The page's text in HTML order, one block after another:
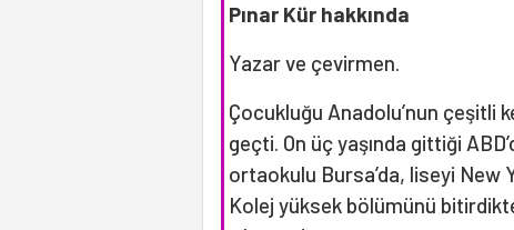
Pınar Kür hakkında
Yazar ve çevirmen.
Çocukluğu Anadolu’nun çeşitli
geçti. On üç yaşında gittiği
ortaokulu Bursa’da, liseyi New
Kolej yüksek bölümünü